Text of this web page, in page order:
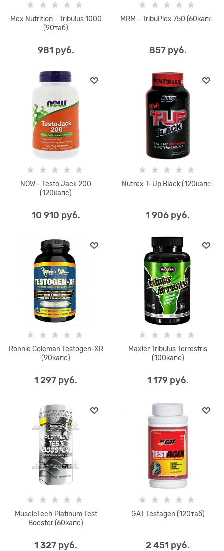
Mex Nutrition - Tribulus 1000
(90таб)
981 руб.
MRM - TribuPlex 750 (60капс)
857 руб.
NOW - Testo Jack 200
(120капс)
10 910 руб.
Nutrex T-Up Black (120капс)
1 906 руб.
Ronnie Coleman Testogen-XR
(90капс)
1 297 руб.
Maxler Tribulus Terrestris
(100капс)
1 179 руб.
MuscleTech Platinum Test
Booster (60капс)
1 327 руб.
GAT Testagen (120таб)
2 451 руб.